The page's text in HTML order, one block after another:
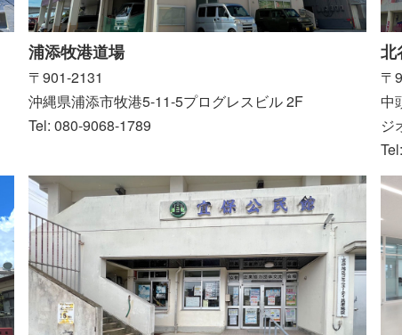
浦添牧港道場
〒901-2131
沖縄県浦添市牧港5-11-5プログレスビル 2F
Tel: 080-9068-1789
北
〒
中
ジ